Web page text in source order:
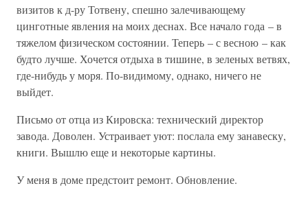
визитов к д-ру Тотвену, спешно залечивающему
цинготные явления на моих деснах. Все начало года – в
тяжелом физическом состоянии. Теперь – с весною – как
будто лучше. Хочется отдыха в тишине, в зеленых ветвях,
где-нибудь у моря. По-видимому, однако, ничего не
выйдет.
Письмо от отца из Кировска: технический директор
завода. Доволен. Устраивает уют: послала ему занавеску,
книги. Вышлю еще и некоторые картины.
У меня в доме предстоит ремонт. Обновление.